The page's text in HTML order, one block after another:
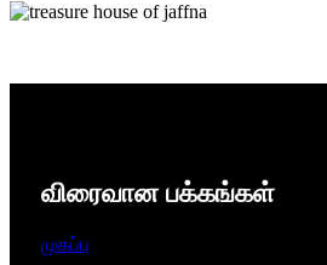
விரைவான பக்கங்கள்
முகப்பு